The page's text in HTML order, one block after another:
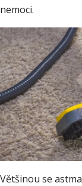
nemoci.
Většinou se